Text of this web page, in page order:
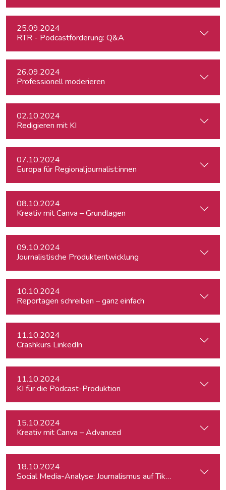
25.09.2024
RTR - Podcastförderung: Q&A
26.09.2024
Professionell moderieren
02.10.2024
Redigieren mit KI
07.10.2024
Europa für Regionaljournalist:innen
08.10.2024
Kreativ mit Canva – Grundlagen
09.10.2024
Journalistische Produktentwicklung
10.10.2024
Reportagen schreiben – ganz einfach
11.10.2024
Crashkurs LinkedIn
11.10.2024
KI für die Podcast-Produktion
15.10.2024
Kreativ mit Canva – Advanced
18.10.2024
Social Media-Analyse: Journalismus auf TikTok